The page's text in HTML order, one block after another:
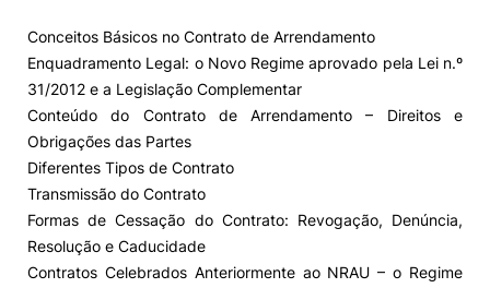
Terms & Conditions of Use Projects Co-financed by the
Conceitos Básicos no Contrato de Arrendamento
Enquadramento Legal: o Novo Regime aprovado pela Lei n.º
31/2012 e a Legislação Complementar
Conteúdo do Contrato de Arrendamento – Direitos e
Obrigações das Partes
Diferentes Tipos de Contrato
Transmissão do Contrato
Formas de Cessação do Contrato: Revogação, Denúncia,
Resolução e Caducidade
Contratos Celebrados Anteriormente ao NRAU – o Regime